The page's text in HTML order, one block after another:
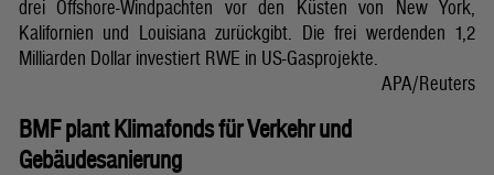
drei Offshore-Windpachten vor den Küsten von New York,
Kalifornien und Louisiana zurückgibt. Die frei werdenden 1,2
Milliarden Dollar investiert RWE in US-Gasprojekte.
APA/Reuters
BMF plant Klimafonds für Verkehr und
Gebäudesanierung